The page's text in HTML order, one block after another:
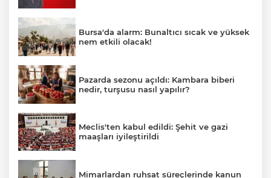
Bursa'da alarm: Bunaltıcı sıcak ve yüksek
nem etkili olacak!
Pazarda sezonu açıldı: Kambara biberi
nedir, turşusu nasıl yapılır?
Meclis'ten kabul edildi: Şehit ve gazi
maaşları iyileştirildi
Mimarlardan ruhsat süreçlerinde kanun